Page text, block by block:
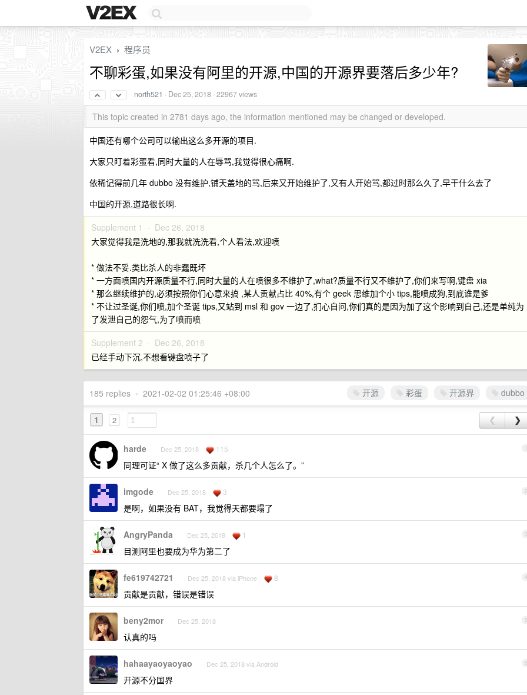
V2EX › 程序员
不聊彩蛋,如果没有阿里的开源,中国的开源界要落后多少年?
north521 · Dec 25, 2018 · 22967 views
This topic created in 2781 days ago, the information mentioned may be changed or developed.
中国还有哪个公司可以输出这么多开源的项目.
大家只盯着彩蛋看,同时大量的人在辱骂,我觉得很心痛啊.
依稀记得前几年 dubbo 没有维护,铺天盖地的骂,后来又开始维护了,又有人开始骂,都过时那么久了,早干什么去了
中国的开源,道路很长啊.
Supplement 1 · Dec 26, 2018
大家觉得我是洗地的,那我就洗洗看,个人看法,欢迎喷
* 做法不妥.类比杀人的非蠢既坏
* 一方面喷国内开源质量不行,同时大量的人在喷很多不维护了,what?质量不行又不维护了,你们来写啊,键盘 xia
* 那么继续维护的,必须按照你们心意来搞 ,某人贡献占比 40%,有个 geek 思维加个小 tips,能喷成狗,到底谁是爹
* 不让过圣诞,你们喷,加个圣诞 tips,又站到 msl 和 gov 一边了,扪心自问,你们真的是因为加了这个影响到自己,还是单纯为
了发泄自己的怨气,为了喷而喷
Supplement 2 · Dec 26, 2018
已经手动下沉,不想看键盘喷子了
开源 彩蛋 开源界 dubbo
185 replies • 2021-02-02 01:25:46 +08:00
1 2 ❮ ❯
1
harde Dec 25, 2018 115
同理可证“ X 做了这么多贡献，杀几个人怎么了。”
2
imgode Dec 25, 2018 3
是啊，如果没有 BAT，我觉得天都要塌了
3
AngryPanda Dec 25, 2018 1
目测阿里也要成为华为第二了
4
fe619742721 Dec 25, 2018 via iPhone 8
贡献是贡献，错误是错误
5
beny2mor Dec 25, 2018
认真的吗
6
hahaayaoyaoyao Dec 25, 2018 via Android
开源不分国界